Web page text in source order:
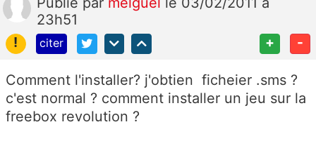
23h51
!
citer + -
Comment l'installer? j'obtien ficheier .sms ?
c'est normal ? comment installer un jeu sur la
freebox revolution ?